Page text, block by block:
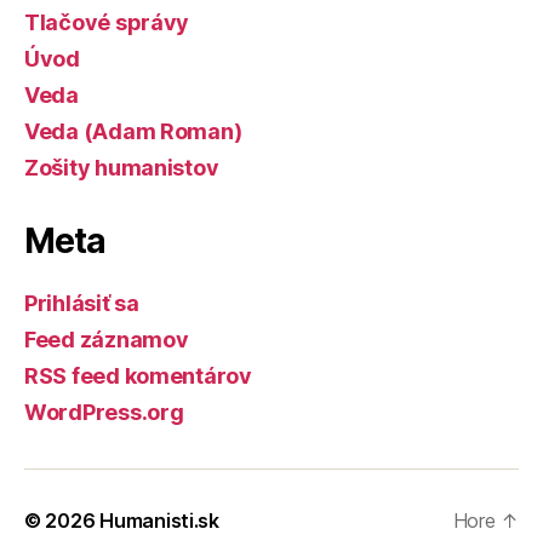
Tlačové správy
Úvod
Veda
Veda (Adam Roman)
Zošity humanistov
Meta
Prihlásiť sa
Feed záznamov
RSS feed komentárov
WordPress.org
© 2026 Humanisti.sk Hore ↑